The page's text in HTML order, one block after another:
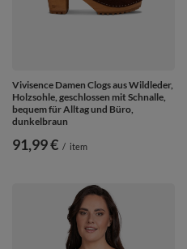
Vivisence Damen Clogs aus Wildleder,
Holzsohle, geschlossen mit Schnalle,
bequem für Alltag und Büro,
dunkelbraun
91,99 € / item